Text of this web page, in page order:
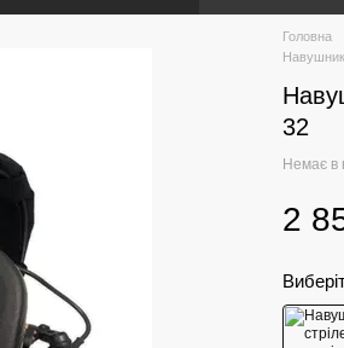
Головна
32
Немає в
2